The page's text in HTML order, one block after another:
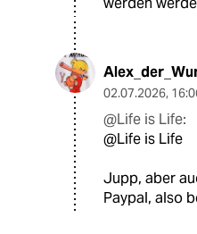
02.07.2026,
@Life is Life:
@Life is Life
Jupp, aber
Paypal, also